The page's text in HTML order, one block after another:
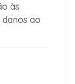
às
ao